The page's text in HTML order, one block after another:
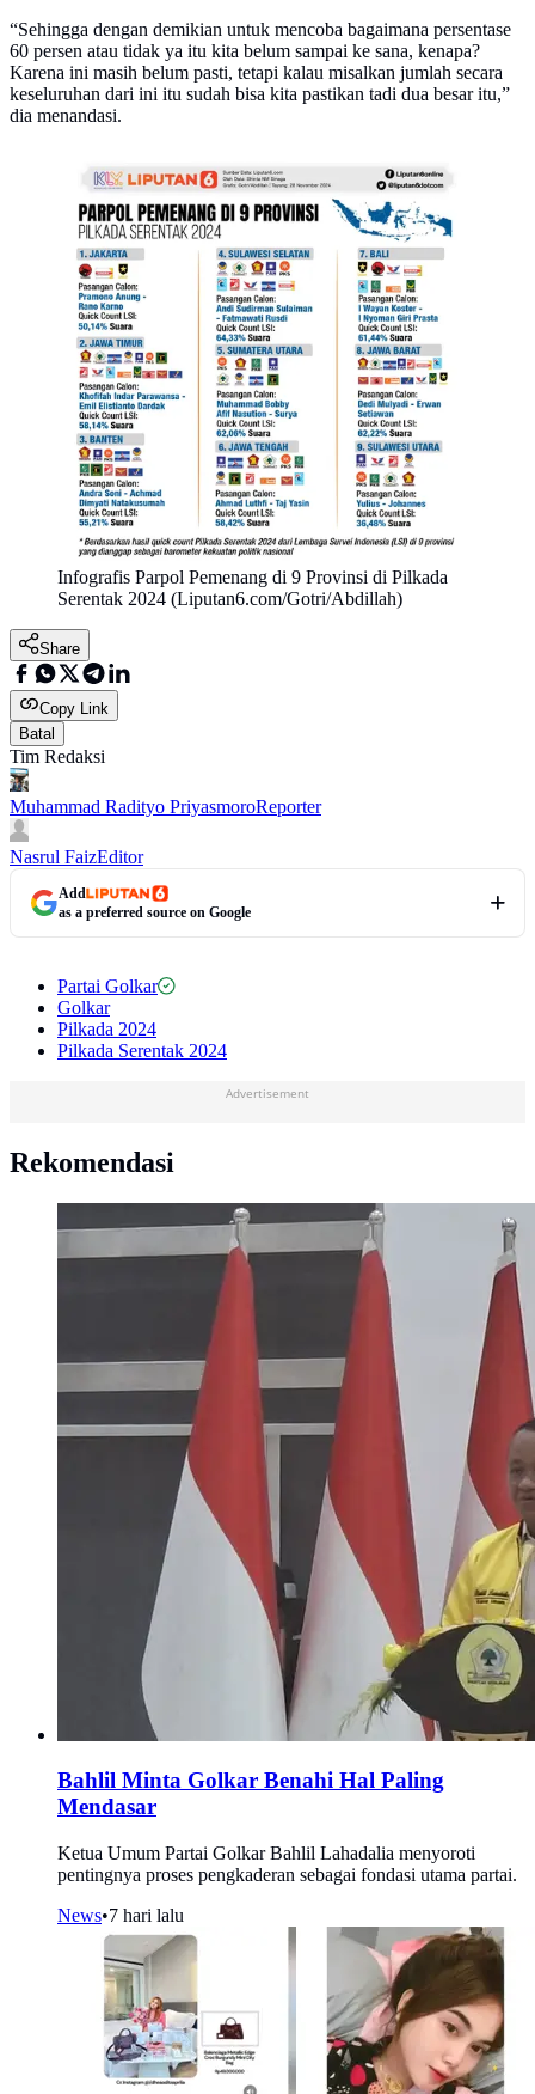
“Sehingga dengan demikian untuk mencoba bagaimana persentase
60 persen atau tidak ya itu kita belum sampai ke sana, kenapa?
Karena ini masih belum pasti, tetapi kalau misalkan jumlah secara
keseluruhan dari ini itu sudah bisa kita pastikan tadi dua besar itu,”
dia menandasi.
Infografis Parpol Pemenang di 9 Provinsi di Pilkada
Serentak 2024 (Liputan6.com/Gotri/Abdillah)
Share
Copy Link
Batal
Tim Redaksi
Muhammad Radityo PriyasmoroReporter
Nasrul FaizEditor
Add
as a preferred source on Google
Partai Golkar
Golkar
Pilkada 2024
Pilkada Serentak 2024
Advertisement
Rekomendasi
Bahlil Minta Golkar Benahi Hal Paling
Mendasar
Ketua Umum Partai Golkar Bahlil Lahadalia menyoroti
pentingnya proses pengkaderan sebagai fondasi utama partai.
News•7 hari lalu